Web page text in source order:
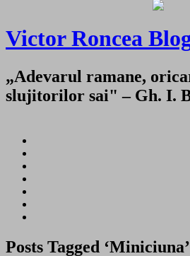
Victor Roncea
„Adevarul ramane,
slujitorilor sai" – Gh. I.
Posts Tagged ‘Miniciuna’